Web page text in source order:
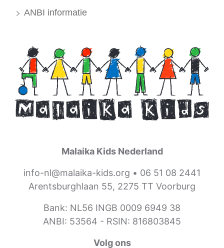
ANBI informatie
Malaika Kids Nederland
info-nl@malaika-kids.org • 06 51 08 2441
Arentsburghlaan 55, 2275 TT Voorburg
Bank: NL56 INGB 0009 6949 38
ANBI: 53564 - RSIN: 816803845
Volg ons